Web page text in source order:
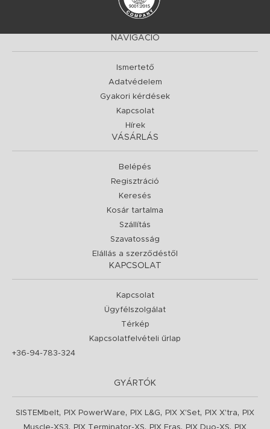
NAVIGÁCIÓ
Ismertető
Adatvédelem
Gyakori kérdések
Kapcsolat
Hírek
VÁSÁRLÁS
Belépés
Regisztráció
Keresés
Kosár tartalma
Szállítás
Szavatosság
Elállás a szerződéstől
KAPCSOLAT
Kapcsolat
Ügyfélszolgálat
Térkép
Kapcsolatfelvételi űrlap
+36-94-783-324
GYÁRTÓK
SISTEMbelt, PIX PowerWare, PIX L&G, PIX X'Set, PIX X'tra,
PIX
, , , ,